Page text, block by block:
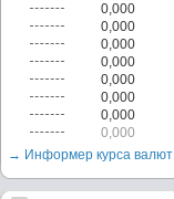
0,000
0,000
0,000
0,000
0,000
0,000
0,000
0,000
→ Информер курса валют